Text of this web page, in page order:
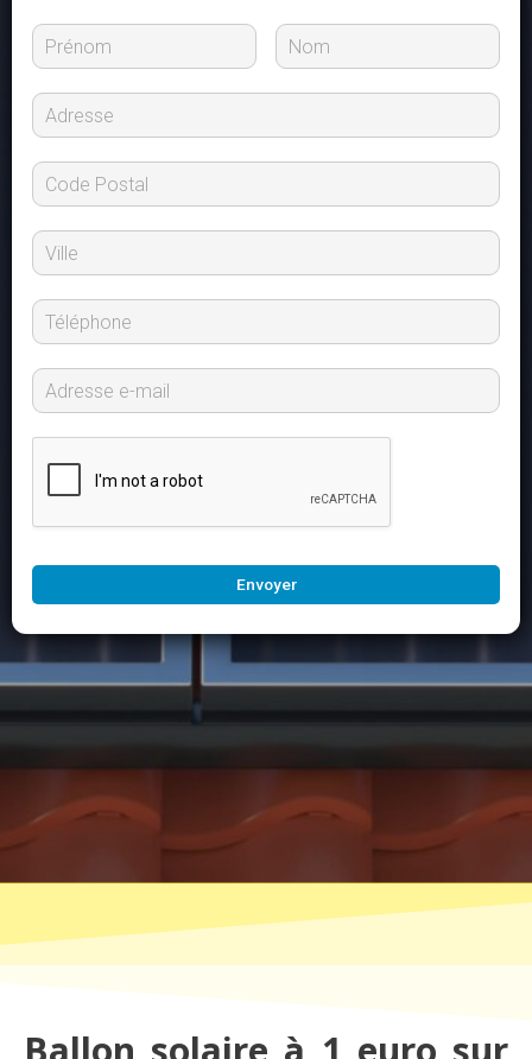
Envoyer